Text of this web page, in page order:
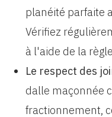
planéité parfaite
Vérifiez
à l'aide de la
Le respect des
dalle maçonnée
fractionnement,